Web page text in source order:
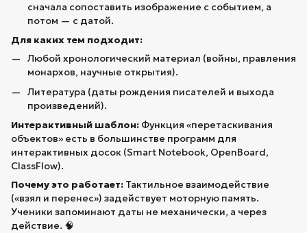
сначала сопоставить изображение с событием, а
потом — с датой.
Для каких тем подходит:
Любой хронологический материал (войны, правления
монархов, научные открытия).
Литература (даты рождения писателей и выхода
произведений).
Интерактивный шаблон: Функция «перетаскивания
объектов» есть в большинстве программ для
интерактивных досок (Smart Notebook, OpenBoard,
ClassFlow).
Почему это работает: Тактильное взаимодействие
(«взял и перенес») задействует моторную память.
Ученики запоминают даты не механически, а через
действие. 🧠